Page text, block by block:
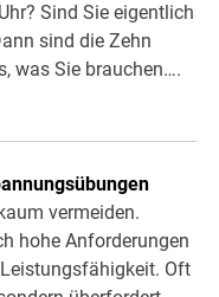
Sind Sie eigentlich
sind die Zehn
was Sie brauchen….
vermeiden.
hohe Anforderungen
Oft